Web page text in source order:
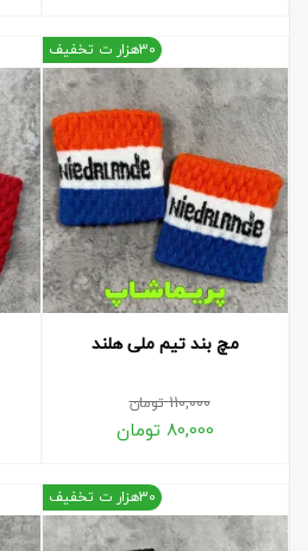
مچ بند تیم ملی هلند
110,000تومان
80,000 تومان
30هزار ت تخفیف
30هزار ت تخفیف